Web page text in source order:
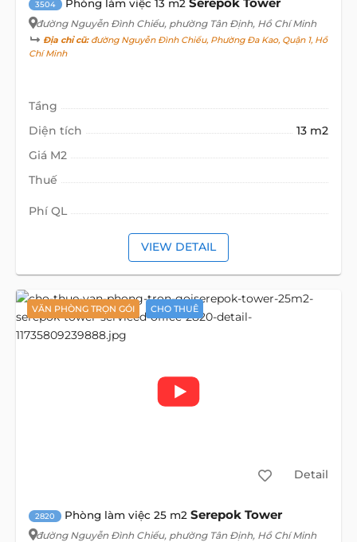
3504 Phòng làm việc 13 m2
đường Nguyễn Đình Chiểu, phường Tân Định, Hồ Chí Minh
Địa chỉ cũ:đường Nguyễn Đình Chiểu, Phường Đa Kao, Quận 1, Hồ
Chí Minh
Tầng
Diện tích
13 m2
Giá M2
Thuế
Phí QL
VIEW DETAIL
VĂN PHÒNG TRỌN GÓI CHO THUÊ
Detail
2820 Phòng làm việc 25 m2 Serepok Tower
đường Nguyễn Đình Chiểu, phường Tân Định, Hồ Chí Minh